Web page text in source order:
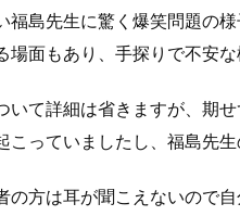
福島先生に驚く爆笑問題の
場面もあり、手探りで不安な
いて詳細は省きますが、期
こっていましたし、福島先
の方は耳が聞こえないので